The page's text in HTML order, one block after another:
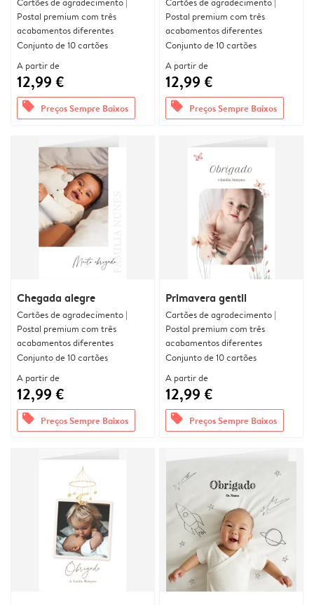
Postal premium com três
acabamentos diferentes
Conjunto de 10 cartões
A partir de
12,99 €
offers Preços Sempre Baixos
Postal premium com três
acabamentos diferentes
Conjunto de 10 cartões
A partir de
12,99 €
offers Preços Sempre Baixos
Chegada alegre
Cartões de agradecimento |
Postal premium com três
acabamentos diferentes
Conjunto de 10 cartões
A partir de
12,99 €
offers Preços Sempre Baixos
Primavera gentil
Cartões de agradecimento |
Postal premium com três
acabamentos diferentes
Conjunto de 10 cartões
A partir de
12,99 €
offers Preços Sempre Baixos